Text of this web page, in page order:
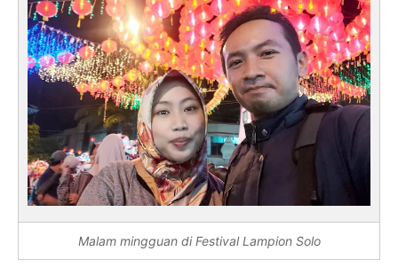
Malam mingguan di Festival Lampion Solo